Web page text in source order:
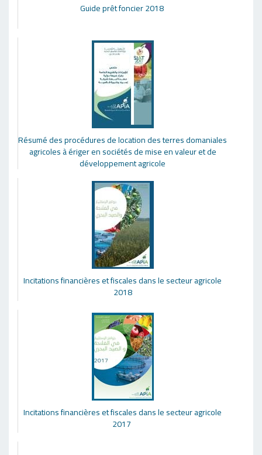
Guide prêt foncier 2018
Résumé des procédures de location des terres domaniales
agricoles à ériger en sociétés de mise en valeur et de
développement agricole
Incitations financières et fiscales dans le secteur agricole
2018
Incitations financières et fiscales dans le secteur agricole
2017